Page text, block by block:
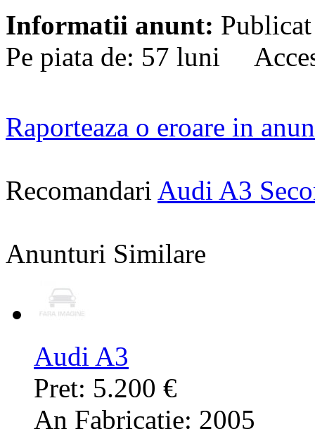
Informatii anunt:
Pe piata de: 57 luni
Raporteaza o eroare in
Recomandari Audi A3
Anunturi Similare
Audi A3
Pret: 5.200 €
An Fabricatie: 2005